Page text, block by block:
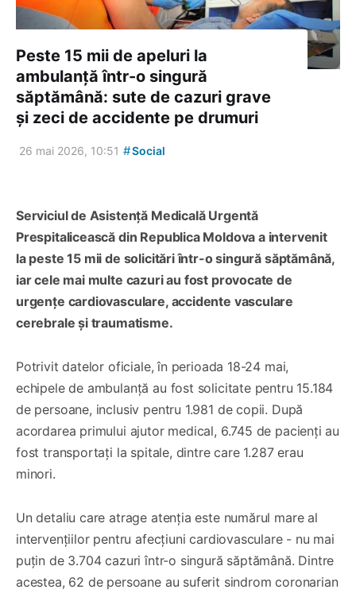
Peste 15 mii de apeluri la
ambulanță într-o singură
săptămână: sute de cazuri grave
și zeci de accidente pe drumuri
26 mai 2026, 10:51 #Social
Serviciul de Asistență Medicală Urgentă
Prespitalicească din Republica Moldova a intervenit
la peste 15 mii de solicitări într-o singură săptămână,
iar cele mai multe cazuri au fost provocate de
urgențe cardiovasculare, accidente vasculare
cerebrale și traumatisme.
Potrivit datelor oficiale, în perioada 18-24 mai,
echipele de ambulanță au fost solicitate pentru 15.184
de persoane, inclusiv pentru 1.981 de copii. După
acordarea primului ajutor medical, 6.745 de pacienți au
fost transportați la spitale, dintre care 1.287 erau
minori.
Un detaliu care atrage atenția este numărul mare al
intervențiilor pentru afecțiuni cardiovasculare - nu mai
puțin de 3.704 cazuri într-o singură săptămână. Dintre
acestea, 62 de persoane au suferit sindrom coronarian